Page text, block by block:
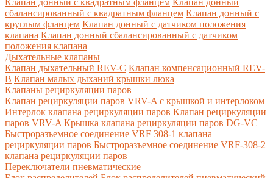
сбалансированный с квадратным фланцем Клапан донный с
круглым фланцем Клапан донный с датчиком положения
клапана Клапан донный сбалансированный с датчиком
положения клапана
Дыхательные клапаны
Клапан дыхательный REV-C Клапан компенсационный REV-
B Клапан малых дыханий крышки люка
Клапаны рециркуляции паров
Клапан рециркуляции паров VRV-A с крышкой и интерлоком
Интерлок клапана рециркуляции паров Клапан рециркуляции
паров VRV-A Крышка клапана рециркуляции паров DG-VC
Быстроразъемное соединение VRF 308-1 клапана
рециркуляции паров Быстроразъемное соединение VRF-308-2
клапана рециркуляции паров
Переключатели пневматические